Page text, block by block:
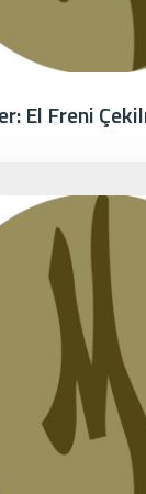
El Freni